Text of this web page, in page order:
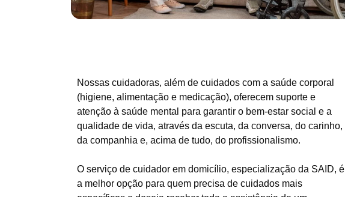
Nossas cuidadoras, além de cuidados com a saúde corporal
(higiene, alimentação e medicação), oferecem suporte e
atenção à saúde mental para garantir o bem-estar social e a
qualidade de vida, através da escuta, da conversa, do carinho,
da companhia e, acima de tudo, do profissionalismo.
O serviço de cuidador em domicílio, especialização da SAID, é
a melhor opção para quem precisa de cuidados mais